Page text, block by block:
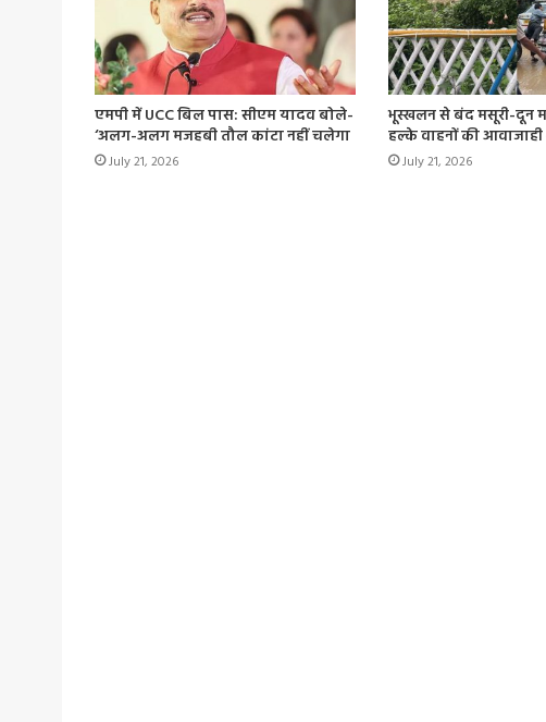
एमपी में UCC बिल पास: सीएम यादव बोले-
‘अलग-अलग मजहबी तौल कांटा नहीं चलेगा
July 21, 2026
भूस्खलन से बंद मसूरी-दून
हल्के वाहनों की
July 21, 2026